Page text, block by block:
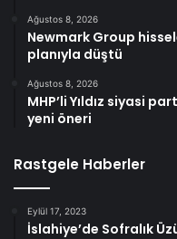
Ağustos 8, 2026
Newmark Group
planıyla düştü
Ağustos 8, 2026
MHP’li Yıldız siyasi
yeni öneri
Rastgele Haberler
Eylül 17, 2023
İslahiye’de Sofralık